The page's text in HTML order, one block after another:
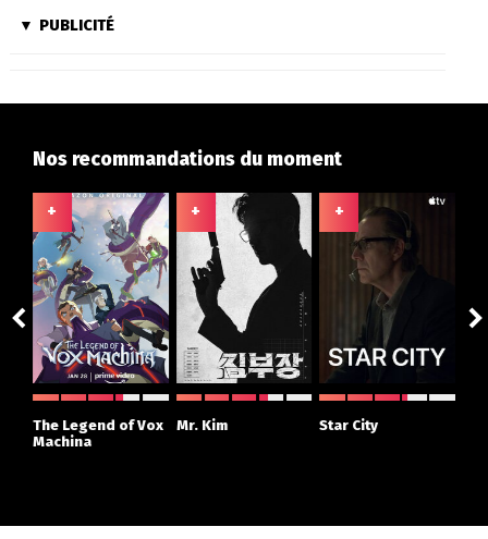
PUBLICITÉ
Nos recommandations du moment
+
The Legend of Vox
Machina
+
Mr. Kim
+
Star City